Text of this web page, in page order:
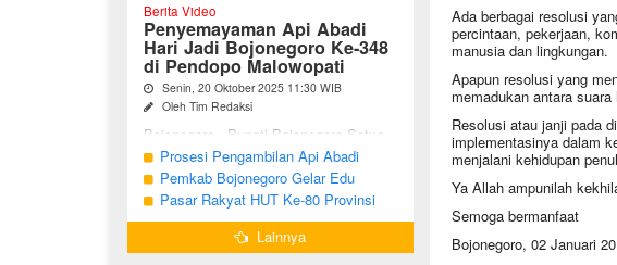
Ada berbagai resolusi
percintaan, pekerjaan,
manusia dan lingkungan.
Apapun resolusi yang
memadukan antara
Resolusi atau janji pada
implementasinya dalam
menjalani kehidupan
Ya Allah ampunilah
Semoga bermanfaat
Bojonegoro, 02 Januari
Berita Video
Penyemayaman Api Abadi
Hari Jadi Bojonegoro Ke-348
di Pendopo Malowopati
Senin, 20 Oktober 2025 11:30 WIB
Oleh Tim Redaksi
Bojonegoro - Bupati Bojonegoro Setyo
Wahono, didampingi Wakil Bupati Nurul
Azizah dan Ketua DPRD Abdulloh
Umar, bersama jajaran Forkopimda
Bojonegoro ...
Prosesi Pengambilan Api Abadi
Peringatan Hari Jadi Bojonegoro Ke-
348
Pemkab Bojonegoro Gelar Edu
Champ dan Coaching Clinic Seni
Reog dan Jaranan
Pasar Rakyat HUT Ke-80 Provinsi
Jawa Timur di Bojonegoro
Lainnya